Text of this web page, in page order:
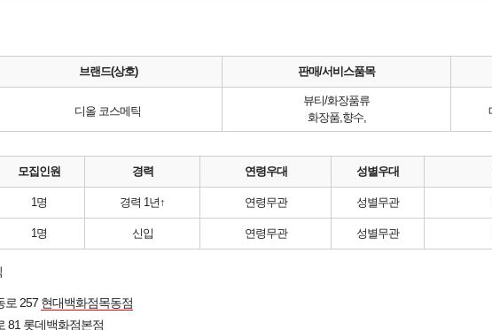
브랜드(상호) 판매/서비스품목
디올 코스메틱
뷰티/화장품류
화장품,향수,
모집인원 경력 연령우대 성별우대
1명 경력 1년↑ 연령무관 성별무관
1명 신입 연령무관 성별무관
로 257 현대백화점목동점
81 롯데백화점본점